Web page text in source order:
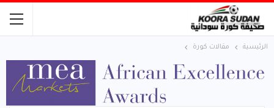
الرئيسية مقالات كورة